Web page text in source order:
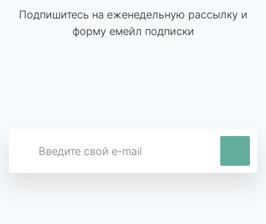
Подпишитесь на еженедельную рассылку и
форму емейл подписки